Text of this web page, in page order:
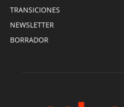
TRANSICIONES
NEWSLETTER
BORRADOR